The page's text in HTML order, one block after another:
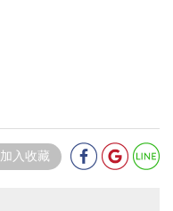
加入收藏